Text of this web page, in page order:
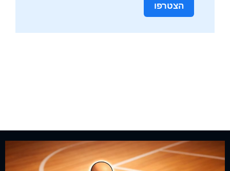
הצטרפו